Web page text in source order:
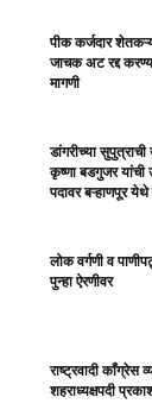
पीक कर्जदार
जाचक अट रद्द
मागणी
डांगरीच्या
कृष्णा बडगुजर
पदावर बऱ्हाणपूर येथे
लोक वर्गणी व
पुन्हा ऐरणीवर
राष्ट्रवादी काँग्रेस
शहराध्यक्षपदी